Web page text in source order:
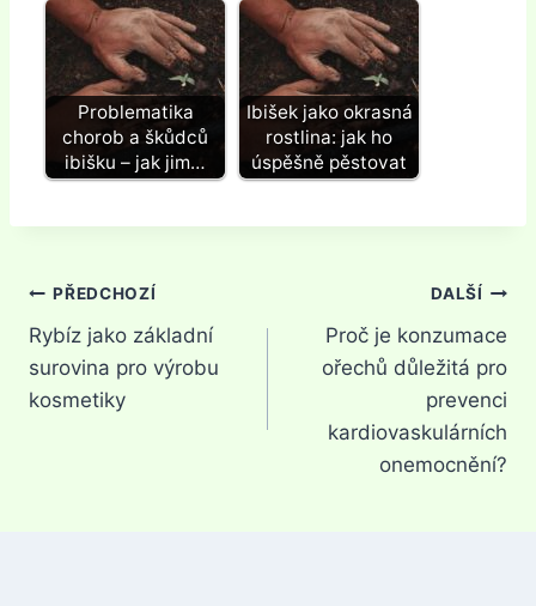
Problematika
chorob a škůdců
ibišku – jak jim…
Ibišek jako okrasná
rostlina: jak ho
úspěšně pěstovat
Navigace
pro
příspěvek
PŘEDCHOZÍ
Rybíz jako základní
surovina pro výrobu
kosmetiky
DALŠÍ
Proč je konzumace
ořechů důležitá pro
prevenci
kardiovaskulárních
onemocnění?